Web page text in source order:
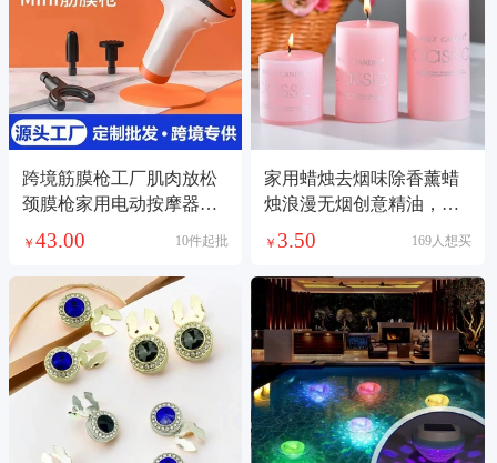
跨境筋膜枪工厂肌肉放松
颈膜枪家用电动按摩器健
身筋膜枪
￥ 43.00 10件起批
家用蜡烛去烟味除香薰蜡
烛浪漫无烟创意精油，柱
烛光晚餐
￥ 3.50 169人想买